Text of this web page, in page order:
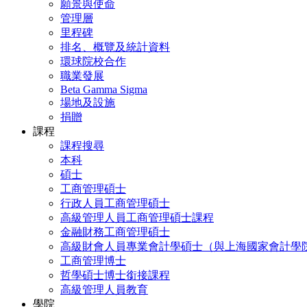
願景與使命
管理層
里程碑
排名、概覽及統計資料
環球院校合作
職業發展
Beta Gamma Sigma
場地及設施
捐贈
課程
課程搜尋
本科
碩士
工商管理碩士
行政人員工商管理碩士
高級管理人員工商管理碩士課程
金融財務工商管理碩士
高級財會人員專業會計學碩士（與上海國家會計學
工商管理博士
哲學碩士博士銜接課程
高級管理人員教育
學院